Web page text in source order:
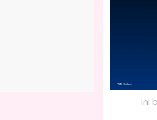
Ini